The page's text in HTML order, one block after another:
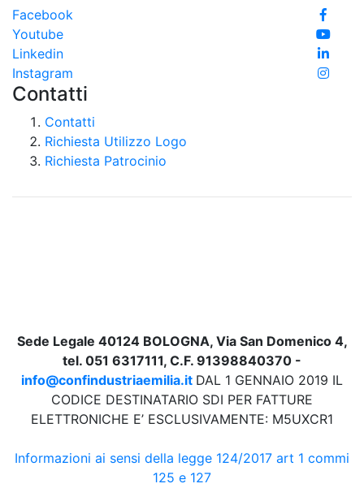
Facebook
Youtube
Linkedin
Instagram
Contatti
Contatti
Richiesta Utilizzo Logo
Richiesta Patrocinio
Sede Legale 40124 BOLOGNA, Via San Domenico 4,
tel. 051 6317111, C.F. 91398840370 -
info@confindustriaemilia.it DAL 1 GENNAIO 2019 IL
CODICE DESTINATARIO SDI PER FATTURE
ELETTRONICHE E’ ESCLUSIVAMENTE: M5UXCR1
Informazioni ai sensi della legge 124/2017 art 1 commi
125 e 127